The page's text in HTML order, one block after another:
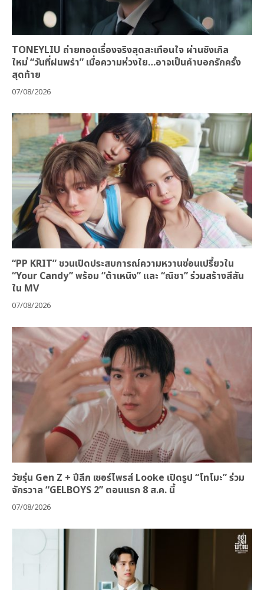
TONEYLIU ถ่ายทอดเรื่องจริงสุดสะเทือนใจ ผ่านซิงเกิล
ใหม่ “วันที่ฝนพรำ” เมื่อความห่วงใย…อาจเป็นคำบอกรักครั้ง
สุดท้าย
07/08/2026
“PP KRIT” ชวนเปิดประสบการณ์ความหวานซ่อนเปรี้ยวใน
“Your Candy” พร้อม “ต้าเหนิง” และ “ณิชา” ร่วมสร้างสีสัน
ใน MV
07/08/2026
วัยรุ่น Gen Z + ปีลึก เซอร์ไพรส์ Looke เปิดรูป “โทโมะ” ร่วม
จักรวาล “GELBOYS 2” ตอนแรก 8 ส.ค. นี้
07/08/2026